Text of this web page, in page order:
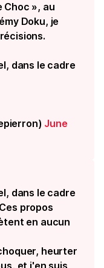
Choc », au
Doku, je
dans le cadre
June
dans le cadre
propos
en aucun
heurter
et j'en suis